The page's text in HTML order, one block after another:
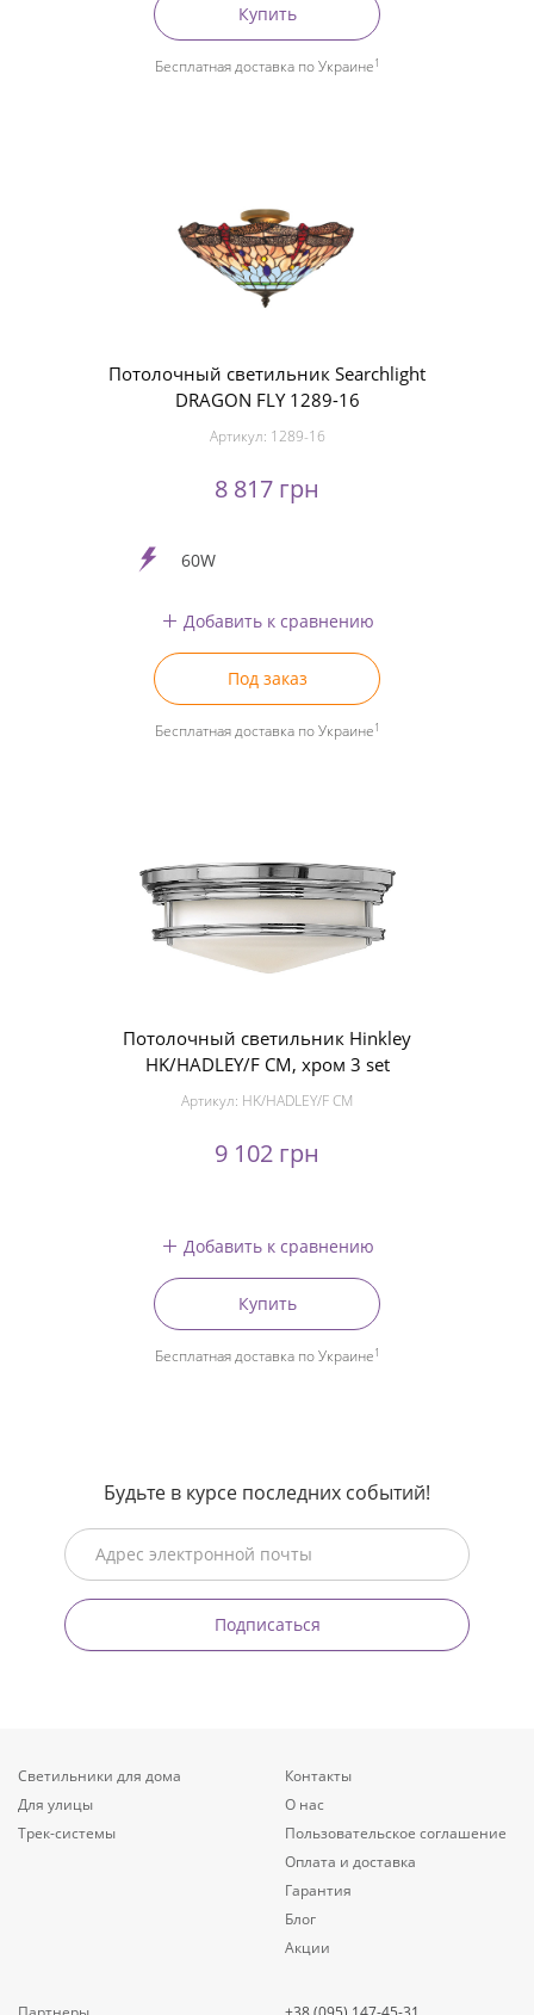
Купить
Бесплатная доставка по Украине1
Потолочный светильник Searchlight
DRAGON FLY 1289-16
Артикул: 1289-16
8 817 грн
60W
Добавить к сравнению
Под заказ
Бесплатная доставка по Украине1
Потолочный светильник Hinkley
HK/HADLEY/F CM, хром 3 set
Артикул: HK/HADLEY/F CM
9 102 грн
Добавить к сравнению
Купить
Бесплатная доставка по Украине1
Будьте в курсе последних событий!
Подписаться
Светильники для дома
Для улицы
Трек-системы
Контакты
О нас
Пользовательское соглашение
Оплата и доставка
Гарантия
Блог
Акции